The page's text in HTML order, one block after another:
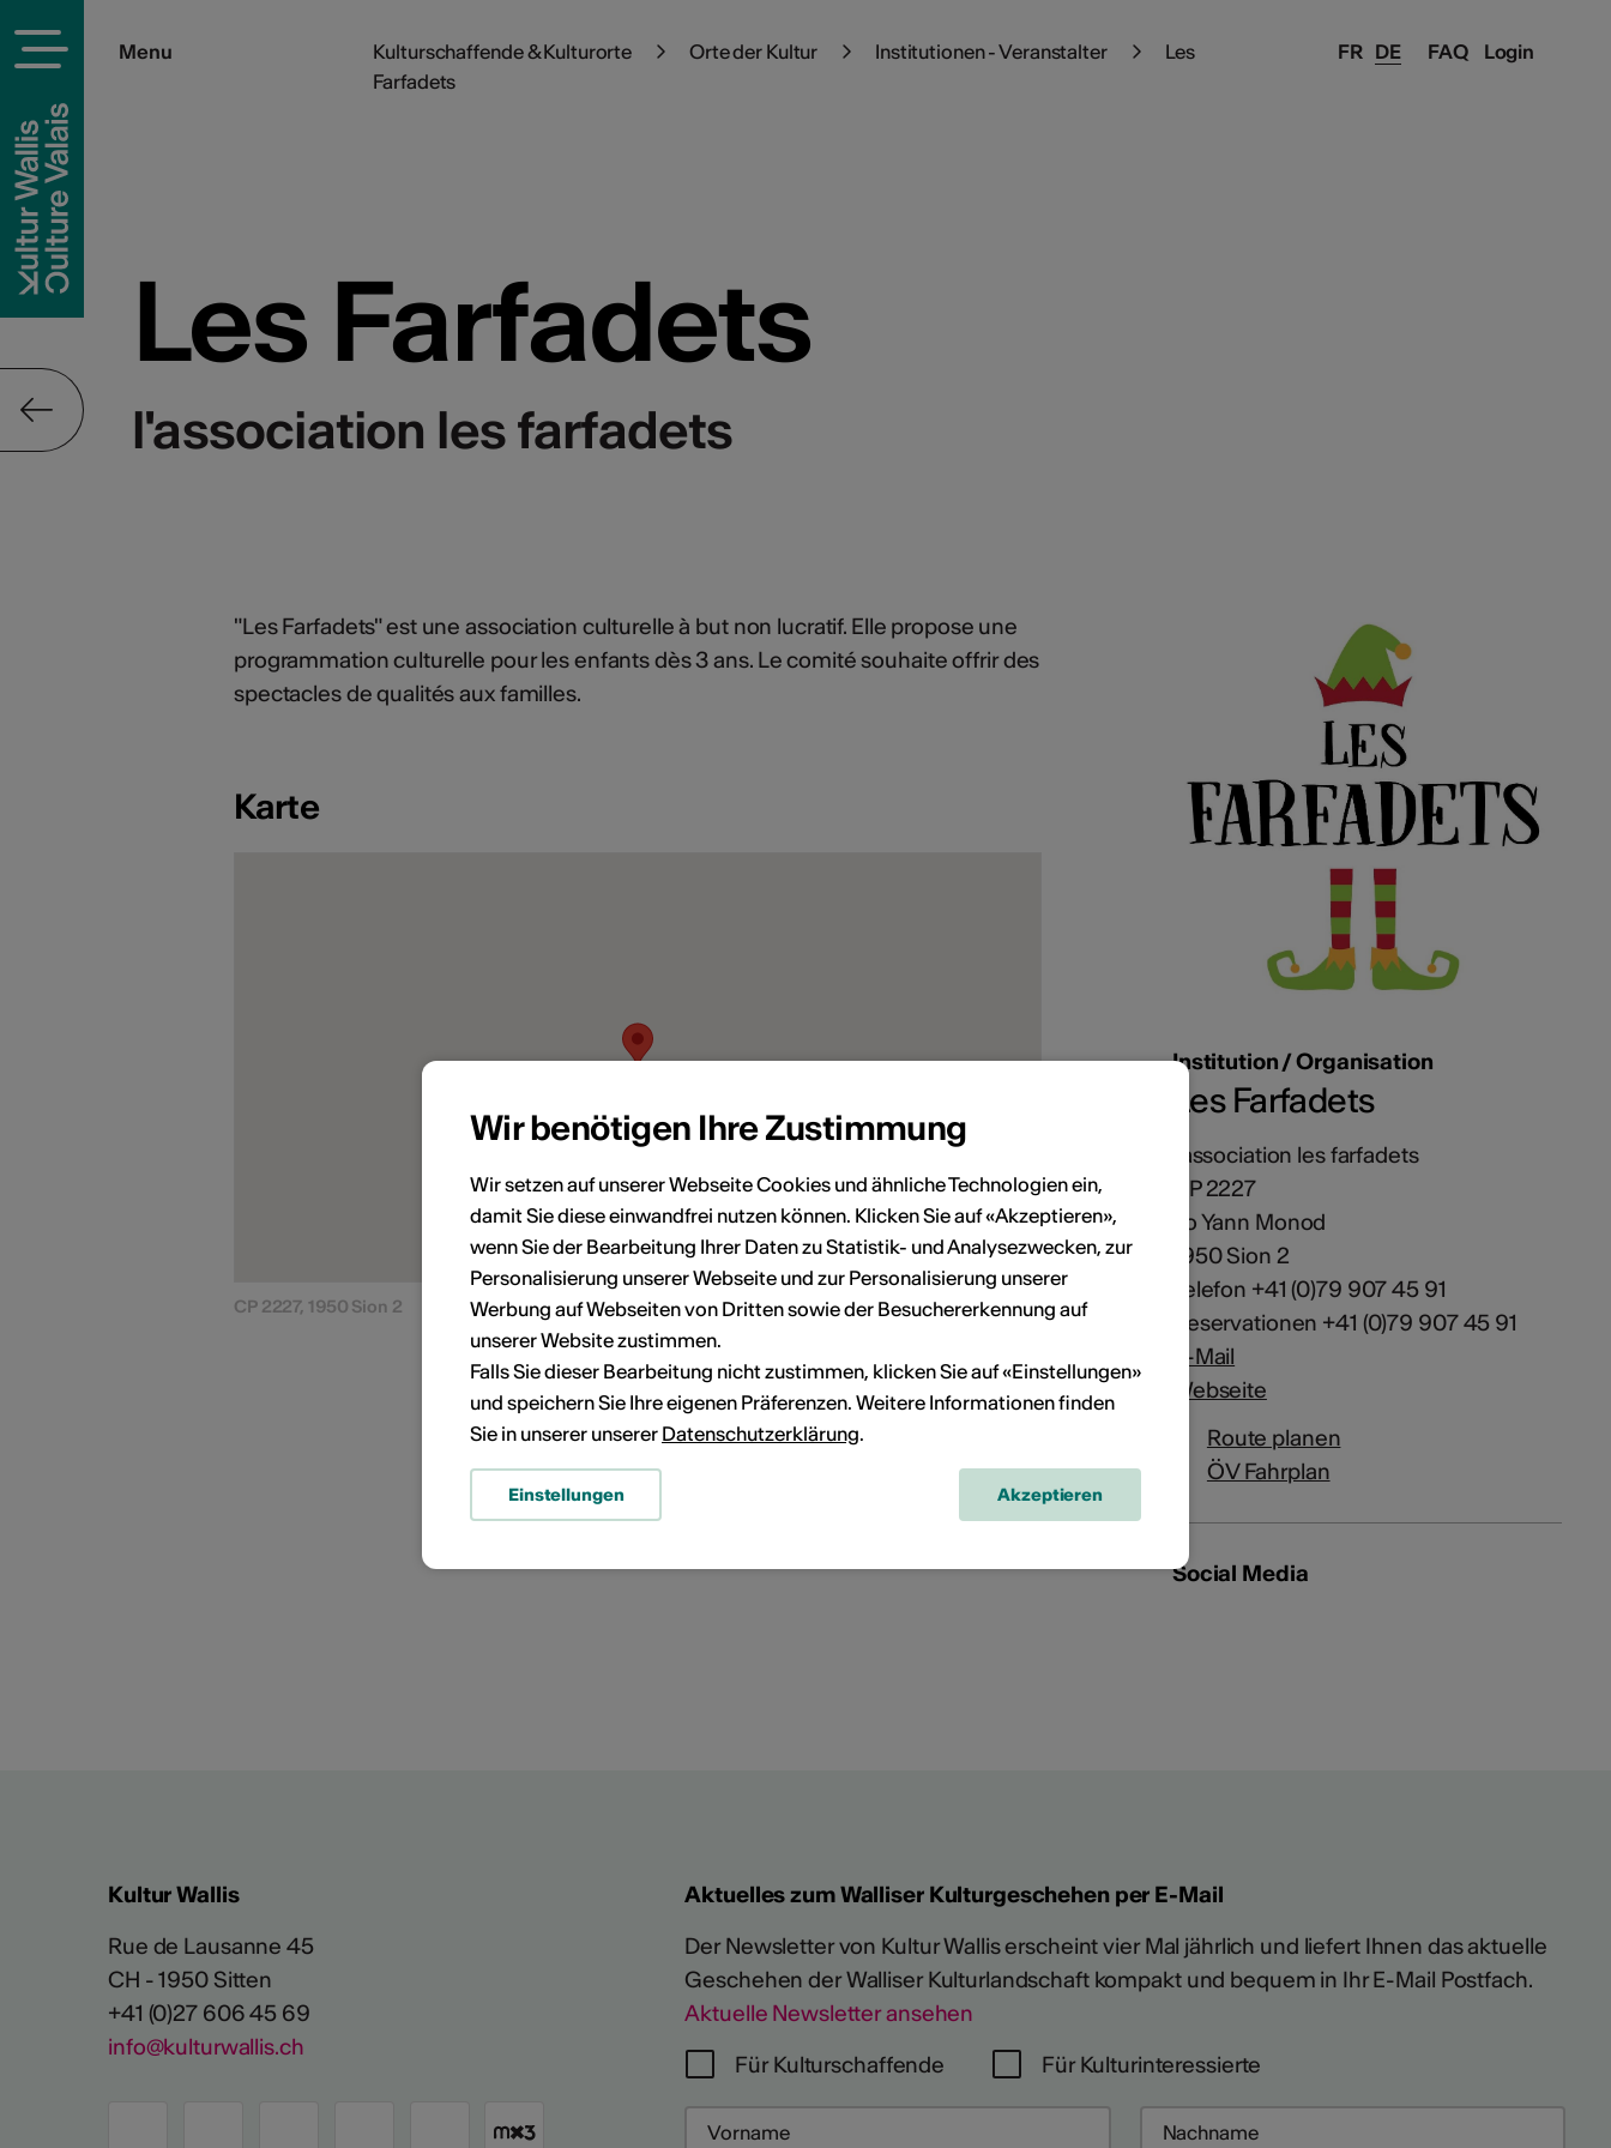
FAQ Login
Menu FR DE
Kulturschaffende & Kulturorte Orte der Kultur Institutionen - Veranstalter
Les
Farfadets
Les Farfadets
l'association les farfadets
"Les Farfadets" est une association culturelle à but non lucratif. Elle propose une
programmation culturelle pour les enfants dès 3 ans. Le comité souhaite offrir des
spectacles de qualités aux familles.
Karte
CP 2227, 1950 Sion 2 Route planen ÖV Fahrplan
Institution / Organisation
Les Farfadets
l'association les farfadets
CP 2227
co Yann Monod
1950 Sion 2
Telefon +41 (0)79 907 45 91
Reservationen +41 (0)79 907 45 91
E-Mail
Webseite
Route planen
ÖV Fahrplan
Social Media
Kultur Wallis
Rue de Lausanne 45
CH - 1950 Sitten
+41 (0)27 606 45 69
info@kulturwallis.ch
Aktuelles zum Walliser Kulturgeschehen per E-Mail
Der Newsletter von Kultur Wallis erscheint vier Mal jährlich und liefert Ihnen das aktuelle
Geschehen der Walliser Kulturlandschaft kompakt und bequem in Ihr E-Mail Postfach.
Aktuelle Newsletter ansehen
Für Kulturschaffende
Für Kulturinteressierte
Wir benötigen Ihre Zustimmung
Wir setzen auf unserer Webseite Cookies und ähnliche Technologien ein,
damit Sie diese einwandfrei nutzen können. Klicken Sie auf «Akzeptieren»,
wenn Sie der Bearbeitung Ihrer Daten zu Statistik- und Analysezwecken, zur
Personalisierung unserer Webseite und zur Personalisierung unserer
Werbung auf Webseiten von Dritten sowie der Besuchererkennung auf
unserer Website zustimmen.
Falls Sie dieser Bearbeitung nicht zustimmen, klicken Sie auf «Einstellungen»
und speichern Sie Ihre eigenen Präferenzen. Weitere Informationen finden
Sie in unserer unserer Datenschutzerklärung.
Einstellungen Akzeptieren